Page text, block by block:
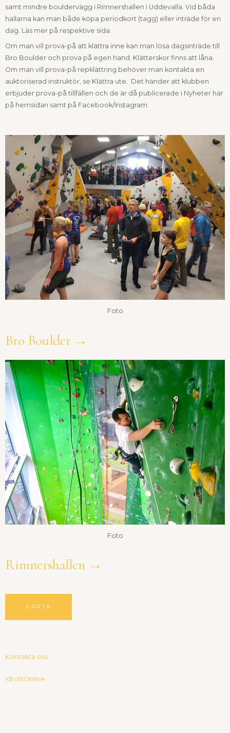
samt mindre bouldervägg i Rimnershallen i Uddevalla. Vid båda
hallarna kan man både köpa periodkort (tagg) eller inträde för en
dag. Läs mer på respektive sida.
Om man vill prova-på att klättra inne kan man lösa dagsinträde till
Bro Boulder och prova på egen hand. Klätterskor finns att låna.
Om man vill prova-på repklättring behöver man kontakta en
auktoriserad instruktör, se Klättra ute. Det händer att klubben
erbjuder prova-på tillfällen och de är då publicerade i Nyheter här
på hemsidan samt på Facebook/Instagram.
Foto
Bro Boulder →
Foto
Rimnershallen →
KARTA
Kontakta oss
IdrottOnline